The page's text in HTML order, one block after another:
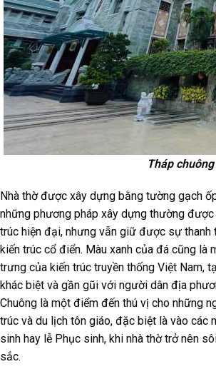
Tháp
Nhà thờ được xây dựng bằng tường gạch
những phương pháp xây dựng thường
trúc hiện đại, nhưng vẫn giữ được sự thanh
kiến trúc cổ điển. Màu xanh của đá cũng là
trưng của kiến trúc truyền thống Việt Nam,
khác biệt và gần gũi với người dân địa
Chuông là một điểm đến thú vị cho những
trúc và du lịch tôn giáo, đặc biệt là vào các
sinh hay lễ Phục sinh, khi nhà thờ trở nên
sắc.